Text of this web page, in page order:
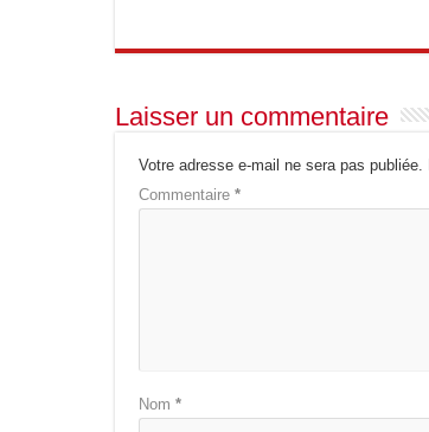
Laisser un commentaire
Votre adresse e-mail ne sera pas publiée.
Commentaire *
Nom *